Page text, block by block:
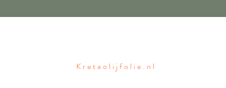
Kretaolijfolie.nl